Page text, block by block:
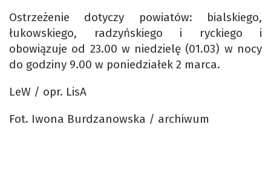
Ostrzeżenie dotyczy powiatów: bialskiego,
łukowskiego, radzyńskiego i ryckiego i
obowiązuje od 23.00 w niedzielę (01.03) w nocy
do godziny 9.00 w poniedziałek 2 marca.
LeW / opr. LisA
Fot. Iwona Burdzanowska / archiwum